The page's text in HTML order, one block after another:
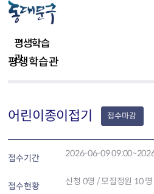
평생학습
관
평생학습관
어린이종이접기 접수마감
접수기간 2026-06-09
접수현황 신청 0명 / 모집정원 10